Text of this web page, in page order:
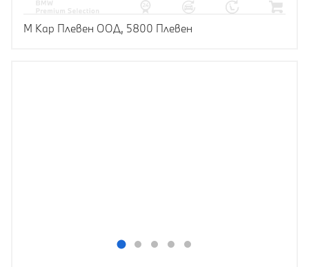
М Кар Плевен ООД, 5800 Плевен